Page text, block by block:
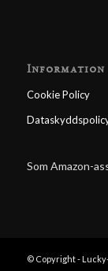
Information
Cookie Policy
Som Amazon-
© Copyright -